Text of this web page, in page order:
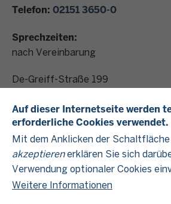
Auf dieser Internetseite werden
erforderliche Cookies verwendet.
Mit dem Anklicken der Schaltfläche
akzeptierenerklären Sie sich
Verwendung optionaler Cookies
Weitere Informationen
Telefon: 02151 3650-0
Sprechzeiten:
nach Vereinbarung
De-Greiff-Straße 199
Dienststellenleitung:
Frau Otto
Kontakt Datenschutz im Finanzamt